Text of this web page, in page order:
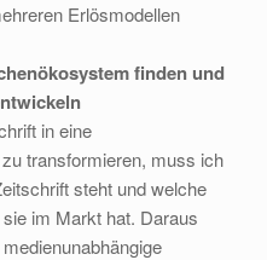
Erlösmodellen
finden und
in eine
transformieren, muss ich
steht und welche
im Markt hat. Daraus